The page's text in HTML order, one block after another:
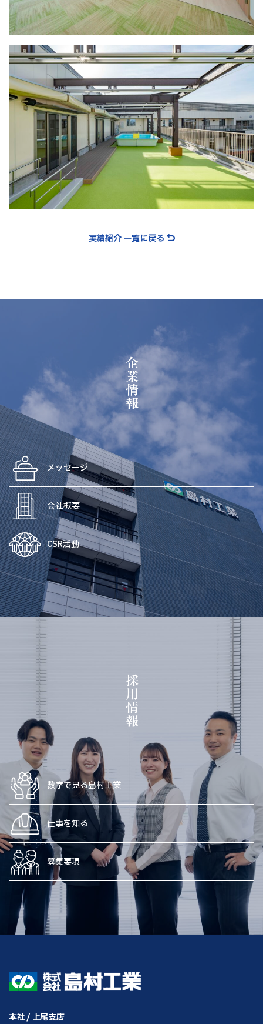
実績紹介 一覧に戻る
企業情報
メッセージ
会社概要
CSR活動
採用情報
数字で見る島村工業
仕事を知る
募集要項
本社 / 上尾支店